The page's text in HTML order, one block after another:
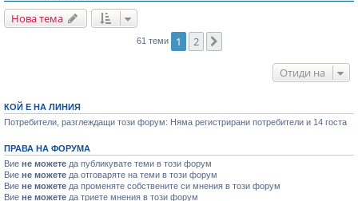
Нова тема
61 теми 1 2
Отиди на
КОЙ Е НА ЛИНИЯ
Потребители, разглеждащи този форум: Няма регистрирани потребители и 14 госта
ПРАВА НА ФОРУМА
Вие не можете да публикувате теми в този форум
Вие не можете да отговаряте на теми в този форум
Вие не можете да променяте собствените си мнения в този форум
Вие не можете да триете мнения в този форум